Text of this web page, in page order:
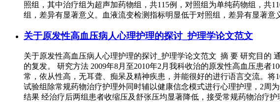
照组，其中治疗组为超声加药物组，共115例，对照组为单纯药物组，共
组，差异有显著意义。血液流变检测指标明显低于对照组，差异有显著意
关于原发性高血压病人心理护理的探讨_护理学论文范文
关于原发性高血压病人心理护理的探讨_护理学论文范文 摘 要 研究目的
的复发。 研究方法 2009年8月至2010年2月我科收治的原发性高血压患者
常，依从性高，无耳聋、痴呆及精神疾患，并能很好的进行语言交流。
试验组除常规药物治疗护理外同时辅以健康信念模式进行心理护理，2周
结果 经治疗后两组患者收缩压及舒张压均显著降低，接受常规药物治疗